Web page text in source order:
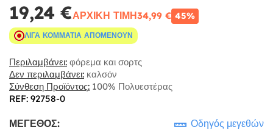
19,24 €ΑΡΧΙΚΉ ΤΙΜΉ34,99 € 45%
ΛΊΓΑ ΚΟΜΜΆΤΙΑ ΑΠΟΜΈΝΟΥΝ
Περιλαμβάνει: φόρεμα και σορτς
Δεν περιλαμβάνει: καλσόν
Σύνθεση Προϊόντος: 100% Πολυεστέρας
REF: 92758-0
ΜΈΓΕΘΟΣ: Οδηγός μεγεθών